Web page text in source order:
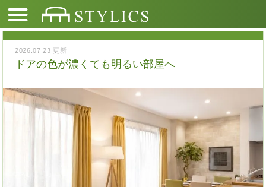
2026.07.23 更新
ドアの色が濃くても明るい部屋へ